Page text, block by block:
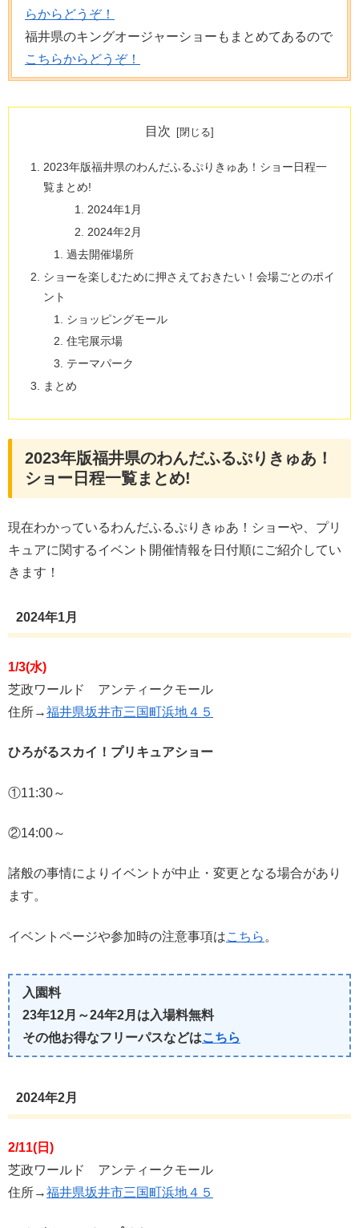
らからどうぞ！
福井県のキングオージャーショーもまとめてあるので
こちらからどうぞ！
目次
2023年版福井県のわんだふるぷりきゅあ！ショー日程一
覧まとめ!
2024年1月
2024年2月
過去開催場所
ショーを楽しむために押さえておきたい！会場ごとのポイ
ント
ショッピングモール
住宅展示場
テーマパーク
まとめ
2023年版福井県のわんだふるぷりきゅあ！
ショー日程一覧まとめ!
現在わかっているわんだふるぷりきゅあ！ショーや、プリ
キュアに関するイベント開催情報を日付順にご紹介してい
きます！
2024年1月
1/3(水)
芝政ワールド アンティークモール
住所→福井県坂井市三国町浜地４５
ひろがるスカイ！プリキュアショー
①11:30～
②14:00～
諸般の事情によりイベントが中止・変更となる場合があり
ます。
イベントページや参加時の注意事項はこちら 。
入園料
23年12月～24年2月は入場料無料
その他お得なフリーパスなどはこちら
2024年2月
2/11(日)
芝政ワールド アンティークモール
住所→福井県坂井市三国町浜地４５